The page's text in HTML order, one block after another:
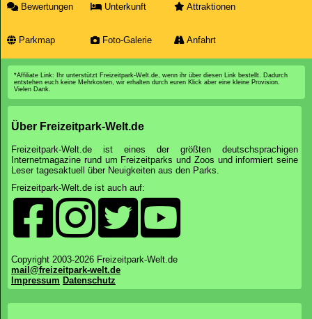
Bewertungen Unterkunft Attraktionen
Parkmap Foto-Galerie Anfahrt
*Affiliate Link: Ihr unterstützt Freizeitpark-Welt.de, wenn ihr über diesen Link bestellt. Dadurch
entstehen euch keine Mehrkosten, wir erhalten durch euren Klick aber eine kleine Provision.
Vielen Dank.
Über Freizeitpark-Welt.de
Freizeitpark-Welt.de ist eines der größten deutschsprachigen
Internetmagazine rund um Freizeitparks und Zoos und informiert seine
Leser tagesaktuell über Neuigkeiten aus den Parks.
Freizeitpark-Welt.de ist auch auf:
Copyright 2003-2026 Freizeitpark-Welt.de
mail@freizeitpark-welt.de
Impressum Datenschutz